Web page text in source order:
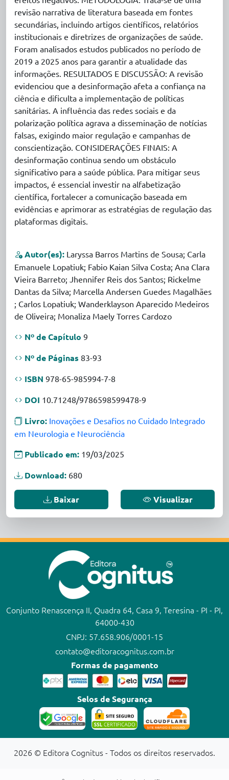
revisão narrativa de literatura baseada em fontes
secundárias, incluindo artigos científicos, relatórios
institucionais e diretrizes de organizações de saúde.
Foram analisados estudos publicados no período de
2019 a 2025 anos para garantir a atualidade das
informações. RESULTADOS E DISCUSSÃO: A revisão
evidenciou que a desinformação afeta a confiança na
ciência e dificulta a implementação de políticas
sanitárias. A influência das redes sociais e da
polarização política agrava a disseminação de notícias
falsas, exigindo maior regulação e campanhas de
conscientização. CONSIDERAÇÕES FINAIS: A
desinformação continua sendo um obstáculo
significativo para a saúde pública. Para mitigar seus
impactos, é essencial investir na alfabetização
científica, fortalecer a comunicação baseada em
evidências e aprimorar as estratégias de regulação das
plataformas digitais.
Autor(es): Laryssa Barros Martins de Sousa; Carla
Emanuele Lopatiuk; Fabio Kaian Silva Costa; Ana Clara
Vieira Barreto; Jhennifer Reis dos Santos; Rickelme
Dantas da Silva; Marcella Andersen Guedes Magalhães
; Carlos Lopatiuk; Wanderklayson Aparecido Medeiros
de Oliveira; Monaliza Maely Torres Cardozo
Nº de Capítulo 9
Nº de Páginas 83-93
ISBN 978-65-985994-7-8
DOI 10.71248/9786598599478-9
Livro: Inovações e Desafios no Cuidado Integrado
em Neurologia e Neurociência
Publicado em: 19/03/2025
Download: 680
Baixar Visualizar
Conjunto Renascença II, Quadra 64, Casa 9, Teresina - PI - PI,
64000-430
CNPJ: 57.658.906/0001-15
contato@editoracognitus.com.br
Formas de pagamento
Selos de Segurança
2026 © Editora Cognitus - Todos os direitos reservados.